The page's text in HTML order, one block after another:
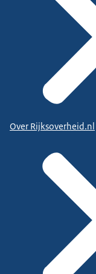
Over Rijksoverheid.nl